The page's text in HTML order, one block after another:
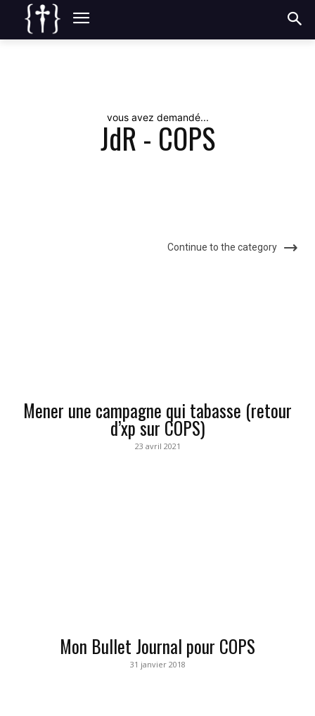
vous avez demandé...
JdR - COPS
Continue to the category
Mener une campagne qui tabasse (retour
d’xp sur COPS)
23 avril 2021
Mon Bullet Journal pour COPS
31 janvier 2018